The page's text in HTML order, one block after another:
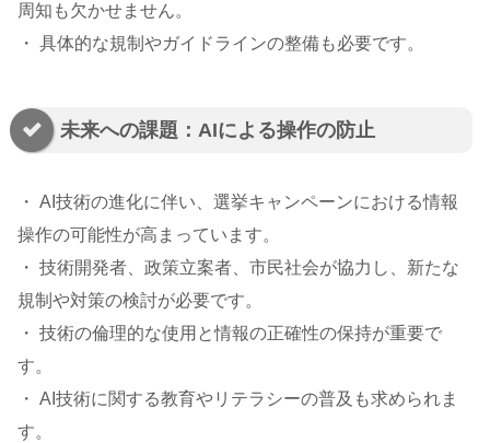
周知も欠かせません。
・ 具体的な規制やガイドラインの整備も必要です。
未来への課題：AIによる操作の防止
・ AI技術の進化に伴い、選挙キャンペーンにおける情報
操作の可能性が高まっています。
・ 技術開発者、政策立案者、市民社会が協力し、新たな
規制や対策の検討が必要です。
・ 技術の倫理的な使用と情報の正確性の保持が重要で
す。
・ AI技術に関する教育やリテラシーの普及も求められま
す。